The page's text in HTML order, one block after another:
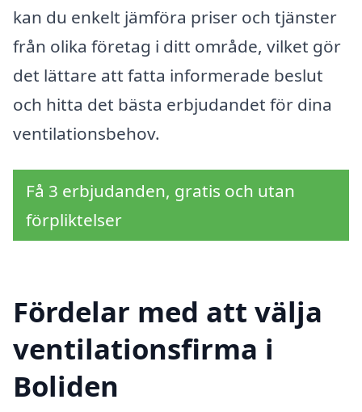
kan du enkelt jämföra priser och tjänster
från olika företag i ditt område, vilket gör
det lättare att fatta informerade beslut
och hitta det bästa erbjudandet för dina
ventilationsbehov.
Få 3 erbjudanden, gratis och utan
förpliktelser
Fördelar med att välja
ventilationsfirma i
Boliden